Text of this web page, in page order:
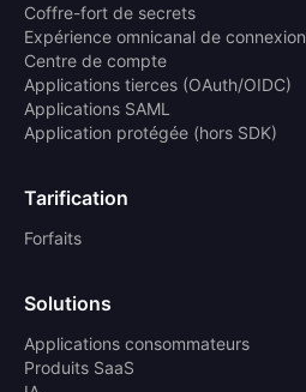
Coffre-fort de secrets
Expérience omnicanal de connexion
Centre de compte
Applications tierces (OAuth/OIDC)
Applications SAML
Application protégée (hors SDK)
Tarification
Forfaits
Solutions
Applications consommateurs
Produits SaaS